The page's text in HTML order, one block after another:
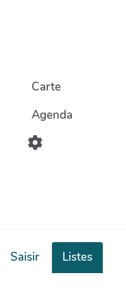
Carte
Agenda
Saisir
Listes